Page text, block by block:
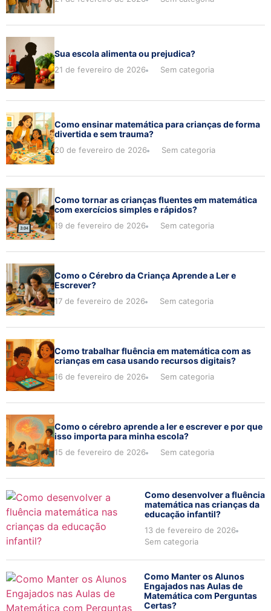
Sua escola alimenta ou prejudica?
21 de fevereiro de 2026 Sem categoria
Como ensinar matemática para crianças de forma
divertida e sem trauma?
20 de fevereiro de 2026 Sem categoria
Como tornar as crianças fluentes em matemática
com exercícios simples e rápidos?
19 de fevereiro de 2026 Sem categoria
Como o Cérebro da Criança Aprende a Ler e
Escrever?
17 de fevereiro de 2026 Sem categoria
Como trabalhar fluência em matemática com as
crianças em casa usando recursos digitais?
16 de fevereiro de 2026 Sem categoria
Como o cérebro aprende a ler e escrever e por que
isso importa para minha escola?
15 de fevereiro de 2026 Sem categoria
Como desenvolver a fluência
matemática nas crianças da
educação infantil?
13 de fevereiro de 2026
Sem categoria
Como Manter os Alunos
Engajados nas Aulas de
Matemática com Perguntas
Certas?